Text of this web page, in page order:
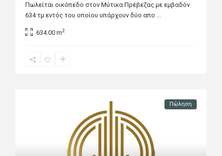
Πωλείται οικόπεδο στον Μύτικα Πρέβεζας με εμβαδόν
634 τμ εντός του οποίου υπάρχουν δύο απο ...
634.00 m2
Πώληση